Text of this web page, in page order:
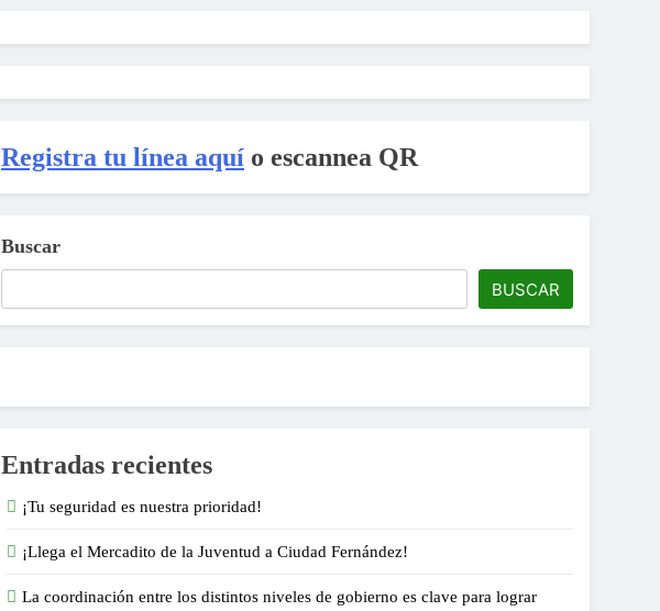
Registra tu línea aquí o escannea QR
Buscar
BUSCAR
Entradas recientes
¡Tu seguridad es nuestra prioridad!
¡Llega el Mercadito de la Juventud a Ciudad Fernández!
La coordinación entre los distintos niveles de gobierno es clave para lograr